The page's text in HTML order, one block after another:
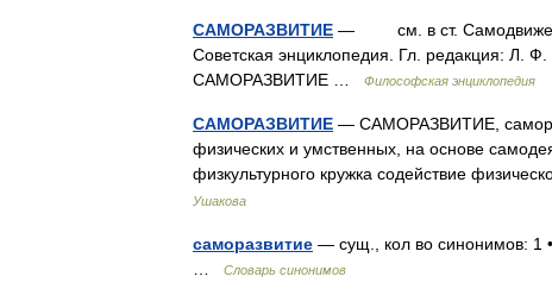
САМОРАЗВИТИЕ — см. в ст.
Советская энциклопедия. Гл. редакция: Л.
САМОРАЗВИТИЕ …
Философская энциклопедия
САМОРАЗВИТИЕ — САМОРАЗВИТИЕ,
физических и умственных, на основе
физкультурного кружка содействие
Ушакова
саморазвитие — сущ., кол во синонимов: 1
Словарь синонимов